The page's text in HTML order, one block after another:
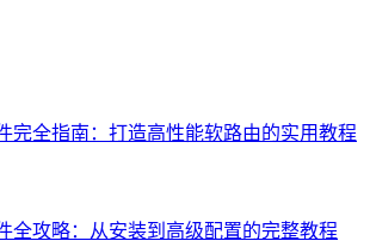
完全指南：打造高性能软路由的实用教程
全攻略：从安装到高级配置的完整教程